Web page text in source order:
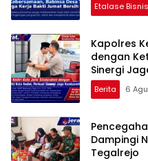
Etalase Bisnis
Kapolres
dengan
Sinergi
Berita 6
Dampingi
Tegalrejo